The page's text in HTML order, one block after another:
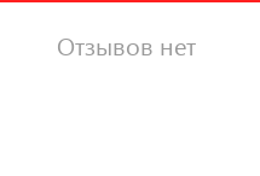
Отзывов нет